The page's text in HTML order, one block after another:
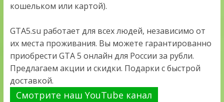
кошельком или картой).
GTA5.su работает для всех людей, независимо от
их места проживания. Вы можете гарантированно
приобрести GTA 5 онлайн для России за рубли.
Предлагаем акции и скидки. Подарки с быстрой
доставкой.
Смотрите наш YouTube канал